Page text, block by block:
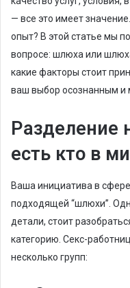
— все это имеет
опыт? В этой статье мы
вопросе: шлюха или
какие факторы стоит
ваш выбор осознанным
Разделение
есть кто в
Ваша инициатива в
подходящей “шлюхи”.
детали, стоит
категорию. Секс-
несколько групп: